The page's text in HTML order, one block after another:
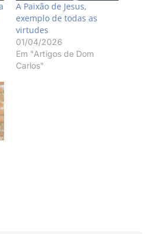
A Paixão de Jesus,
exemplo de todas as
virtudes
01/04/2026
Em "Artigos de Dom
Carlos"